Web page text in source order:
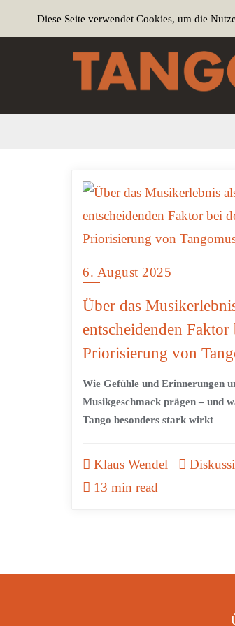
6. August 2025
Über das
entscheidenden Faktor
Priorisierung von
Wie Gefühle und Erinnerungen
Musikgeschmack prägen – und
Tango besonders stark wirkt
Klaus Wendel
13 min read
Diese Seite verwendet Cookies, um die